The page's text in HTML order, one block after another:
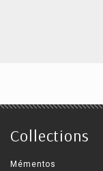
Collections
Mémentos